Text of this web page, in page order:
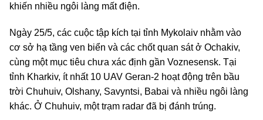
khiến nhiều ngôi làng mất điện.
Ngày 25/5, các cuộc tập kích tại tỉnh Mykolaiv nhằm vào
cơ sở hạ tầng ven biển và các chốt quan sát ở Ochakiv,
cùng một mục tiêu chưa xác định gần Voznesensk. Tại
tỉnh Kharkiv, ít nhất 10 UAV Geran-2 hoạt động trên bầu
trời Chuhuiv, Olshany, Savyntsi, Babai và nhiều ngôi làng
khác. Ở Chuhuiv, một trạm radar đã bị đánh trúng.